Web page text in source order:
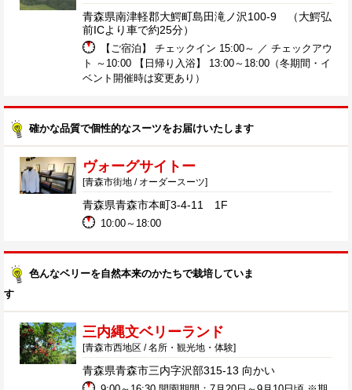
青森県南津軽郡大鰐町島田滝ノ沢100-9 （大鰐弘
前ICより車で約25分）
【ご宿泊】 チェックイン 15:00～ ／ チェックアウ
ト ～10:00 【日帰り入浴】 13:00～18:00（冬期間・イ
ベント開催時は変更あり）
確かな品質で個性的なスーツをお届けいたします
ヴォーグサイトー
[青森市街地 / オーダースーツ]
青森県青森市本町3-4-11 1F
10:00～18:00
色んなベリーを自然本来のかたちで栽培していま
す
三内縄文ベリーランド
[青森市西地区 / 名所・観光地・体験]
青森県青森市三内字沢部315-13 向かい